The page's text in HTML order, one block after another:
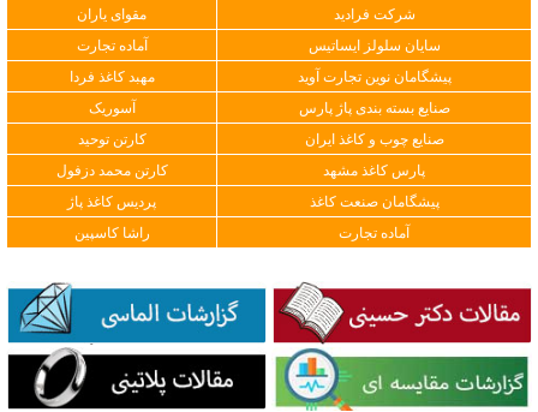
شرکت فرادید
مقوای یاران
سایان سلولز ایساتیس
آماده تجارت
پیشگامان نوین تجارت آوید
مهبد کاغذ فردا
صنایع بسته بندی پاژ پارس
آسوریک
صنایع چوب و کاغذ ایران
کارتن توحید
پارس کاغذ مشهد
کارتن محمد دزفول
پیشگامان صنعت کاغذ
پردیس کاغذ پاژ
آماده تجارت
راشا کاسپین